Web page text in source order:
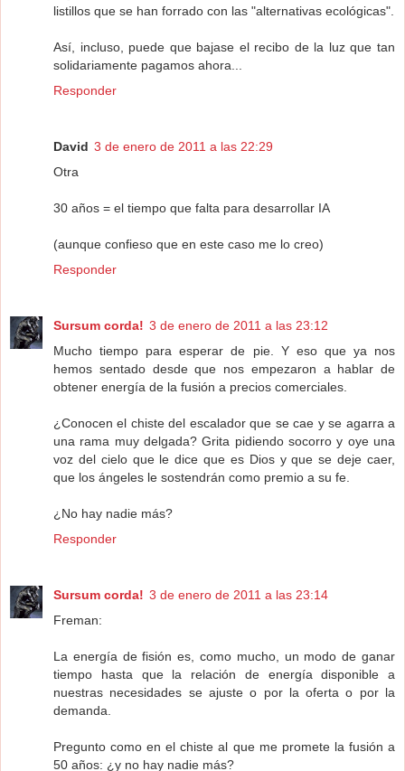
listillos que se han forrado con las "alternativas ecológicas".
Así, incluso, puede que bajase el recibo de la luz que tan
solidariamente pagamos ahora...
Responder
David 3 de enero de 2011 a las 22:29
Otra
30 años = el tiempo que falta para desarrollar IA
(aunque confieso que en este caso me lo creo)
Responder
Sursum corda! 3 de enero de 2011 a las 23:12
Mucho tiempo para esperar de pie. Y eso que ya nos
hemos sentado desde que nos empezaron a hablar de
obtener energía de la fusión a precios comerciales.
¿Conocen el chiste del escalador que se cae y se agarra a
una rama muy delgada? Grita pidiendo socorro y oye una
voz del cielo que le dice que es Dios y que se deje caer,
que los ángeles le sostendrán como premio a su fe.
¿No hay nadie más?
Responder
Sursum corda! 3 de enero de 2011 a las 23:14
Freman:
La energía de fisión es, como mucho, un modo de ganar
tiempo hasta que la relación de energía disponible a
nuestras necesidades se ajuste o por la oferta o por la
demanda.
Pregunto como en el chiste al que me promete la fusión a
50 años: ¿y no hay nadie más?